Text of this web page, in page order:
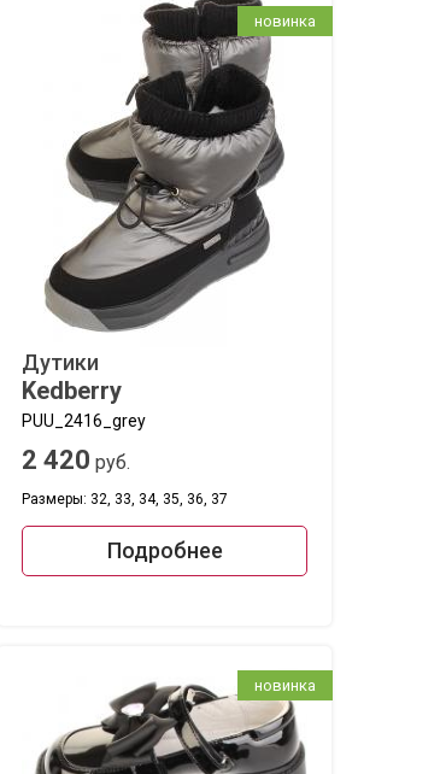
новинка
Дутики
Kedberry
PUU_2416_grey
2 420 руб.
Размеры: 32, 33, 34, 35, 36, 37
Подробнее
новинка